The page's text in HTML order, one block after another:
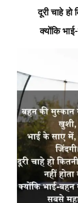
दूरी चाहे हो
क्योंकि